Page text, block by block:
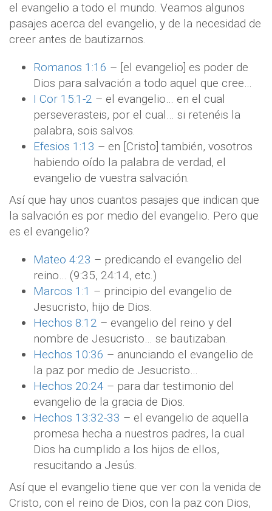
el evangelio a todo el mundo. Veamos algunos
pasajes acerca del evangelio, y de la necesidad de
creer antes de bautizarnos.
Romanos 1:16 – [el evangelio] es poder de
Dios para salvación a todo aquel que cree…
I Cor 15:1-2 – el evangelio… en el cual
perseverasteis, por el cual… si retenéis la
palabra, sois salvos.
Efesios 1:13 – en [Cristo] también, vosotros
habiendo oído la palabra de verdad, el
evangelio de vuestra salvación.
Así que hay unos cuantos pasajes que indican que
la salvación es por medio del evangelio. Pero que
es el evangelio?
Mateo 4:23 – predicando el evangelio del
reino… (9:35, 24:14, etc.)
Marcos 1:1 – principio del evangelio de
Jesucristo, hijo de Dios.
Hechos 8:12 – evangelio del reino y del
nombre de Jesucristo… se bautizaban.
Hechos 10:36 – anunciando el evangelio de
la paz por medio de Jesucristo…
Hechos 20:24 – para dar testimonio del
evangelio de la gracia de Dios.
Hechos 13:32-33 – el evangelio de aquella
promesa hecha a nuestros padres, la cual
Dios ha cumplido a los hijos de ellos,
resucitando a Jesús.
Así que el evangelio tiene que ver con la venida de
Cristo, con el reino de Dios, con la paz con Dios,